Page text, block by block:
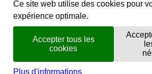
Instagram
flickr